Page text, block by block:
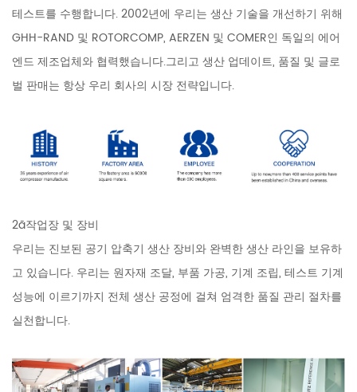
테스트를 수행합니다. 2002년에 우리는 생산 기술을 개선하기 위해
GHH-RAND 및 ROTORCOMP, AERZEN 및 COMER인 독일의 에어
엔드 제조업체와 협력했습니다.그리고 생산 업데이트, 품질 및 글로
벌 판매는 항상 우리 회사의 시장 전략입니다.
2ã작업장 및 장비
우리는 진보된 공기 압축기 생산 장비와 완벽한 생산 라인을 보유하
고 있습니다. 우리는 원자재 조달, 부품 가공, 기계 조립, 테스트 기계
성능에 이르기까지 전체 생산 공정에 걸쳐 엄격한 품질 관리 절차를
실천합니다.